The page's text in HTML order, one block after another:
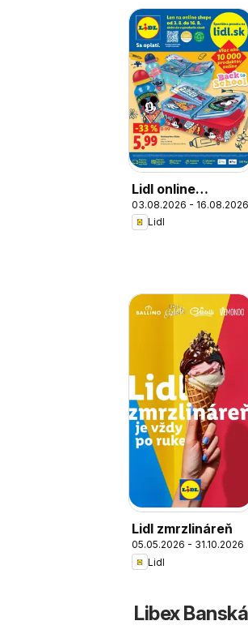
Lidl online
magazín
03.08.2026 - 16.08.2026
Lidl
Lidl zmrzlináreň
05.05.2026 - 31.10.2026
Lidl
Libex